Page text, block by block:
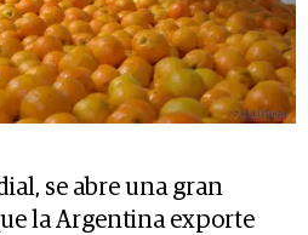
se abre una gran
la Argentina exporte